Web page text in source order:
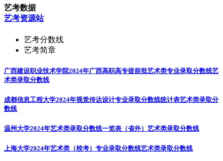
艺考数据
艺考资源站
艺考分数线
艺考简章
广西建设职业技术学院2024年广西高职高专提前批艺术类专业录取分数线艺
术类录取分数线
成都信息工程大学2024年视觉传达设计专业录取分数线统计表艺术类录取分
数线
温州大学2024年艺术类录取分数线一览表（省外） 艺术类录取分数线
上海大学2024年艺术类（校考）专业录取分数线艺术类录取分数线